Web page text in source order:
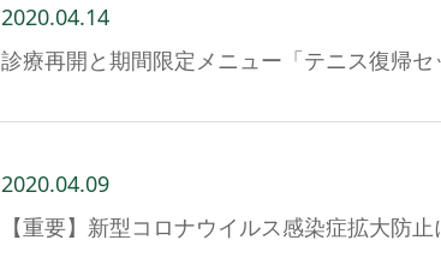
2020.04.14
診療再開と期間限定メニュー「テニス復帰
2020.04.09
【重要】新型コロナウイルス感染症拡大防